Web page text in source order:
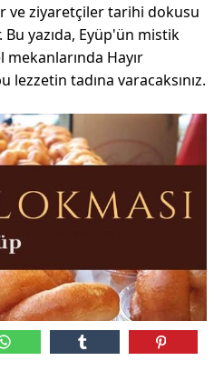
ve ziyaretçiler tarihi dokusu
yazıda, Eyüp'ün mistik
Hayır
lezzetin tadına varacaksınız.